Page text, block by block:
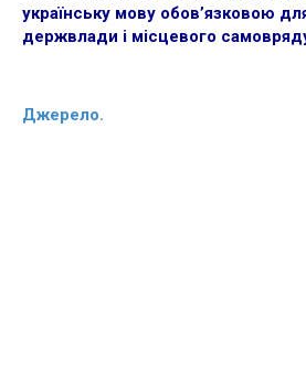
українську мову обов’язковою
держвлади і місцевого
Джерело.